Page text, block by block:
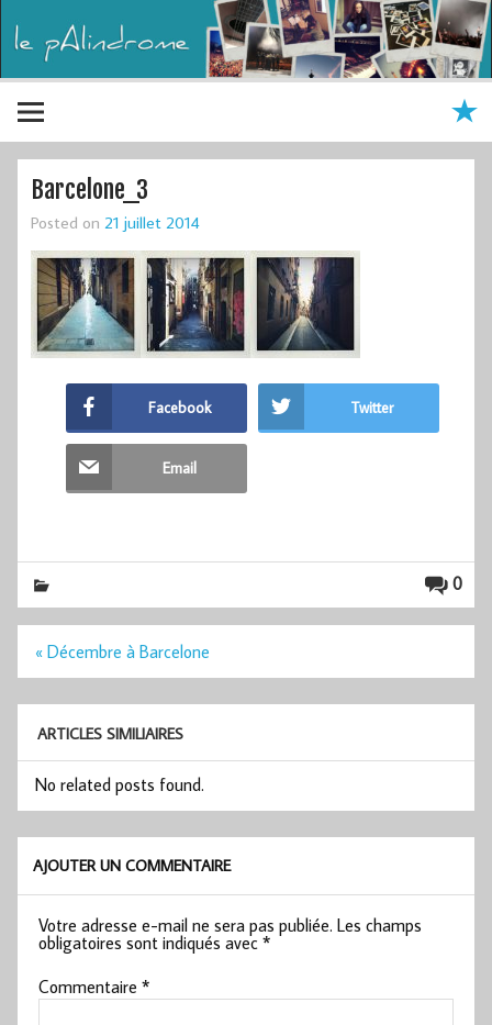
Barcelone_3
Posted on 21 juillet 2014
Facebook Twitter
Email
0
Navigation
« Décembre à Barcelone
ARTICLES SIMILIAIRES
No related posts found.
AJOUTER UN COMMENTAIRE
Votre adresse e-mail ne sera pas publiée. Les champs
obligatoires sont indiqués avec*
Commentaire*